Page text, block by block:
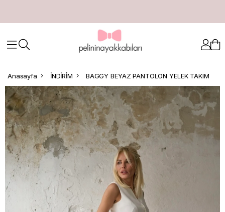
Anasayfa İNDİRİM BAGGY BEYAZ PANTOLON YELEK TAKIM